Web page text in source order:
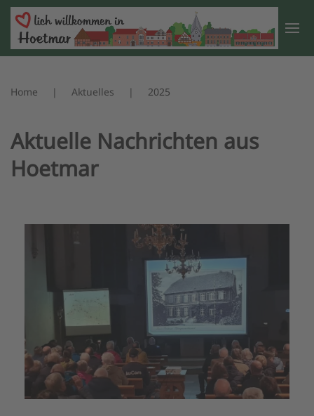
Zum Hauptinhalt springen
Home Aktuelles 2025
Aktuelle Nachrichten aus
Hoetmar